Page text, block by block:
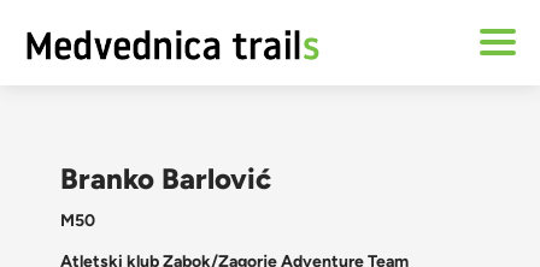
Branko Barlović
M50
Atletski klub Zabok/Zagorje Adventure Team